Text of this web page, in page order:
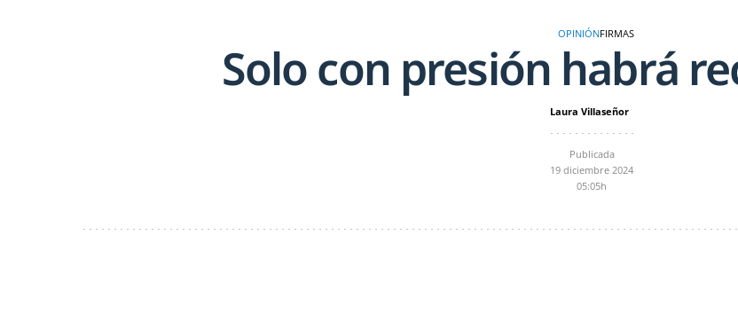
OPINIÓNFIRMAS
Solo con presión habrá
Laura Villaseñor
Publicada
19 diciembre 2024
05:05h